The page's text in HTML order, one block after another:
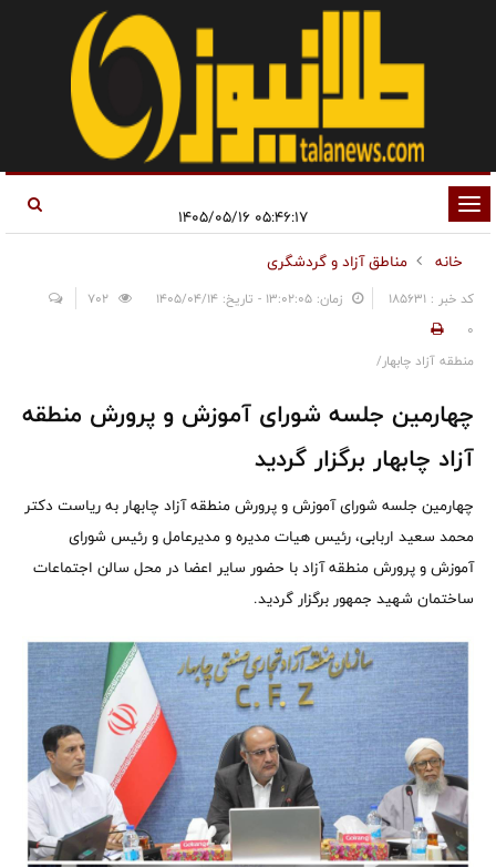
تغییر
وضعیت
ناوبری
خانه
مناطق آزاد و گردشگری
کد خبر : 185631 زمان: ۱۳:۰۲:۰۵ - تاریخ: ۱۴۰۵/۰۴/۱۴
0
منطقه آزاد چابهار/
چهارمین جلسه شورای آموزش و پرورش منطقه
آزاد چابهار برگزار گردید
چهارمین جلسه شورای آموزش و پرورش منطقه آزاد چابهار به ریاست دکتر
محمد سعید اربابی، رئیس هیات مدیره و مدیرعامل و رئیس شورای
آموزش و پرورش منطقه آزاد با حضور سایر اعضا در محل سالن اجتماعات
ساختمان شهید جمهور برگزار گردید.